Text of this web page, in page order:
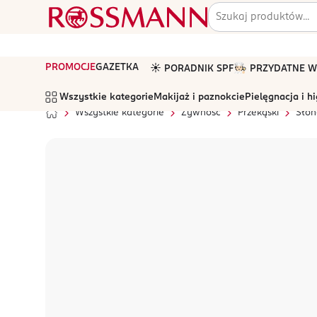
PROMOCJEGAZETKA ☀️ PORADNIK SPF🧑🏻‍🍳 PRZYDATNE
Wszystkie kategorie Makijaż i paznokcie Pielęgnacja i
Wszystkie kategorie
Żywność Przekąski